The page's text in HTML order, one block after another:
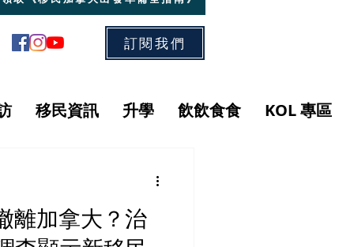
訂閱我們
移民資訊 升學 飲飲食食 KOL 專區
離加拿大？治